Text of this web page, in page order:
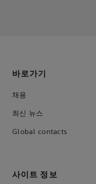
바로가기
채용
최신 뉴스
Global contacts
사이트 정보